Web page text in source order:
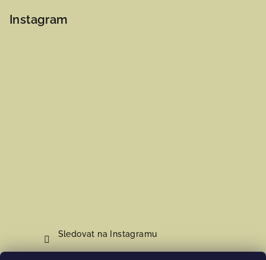
Instagram
Sledovat na Instagramu